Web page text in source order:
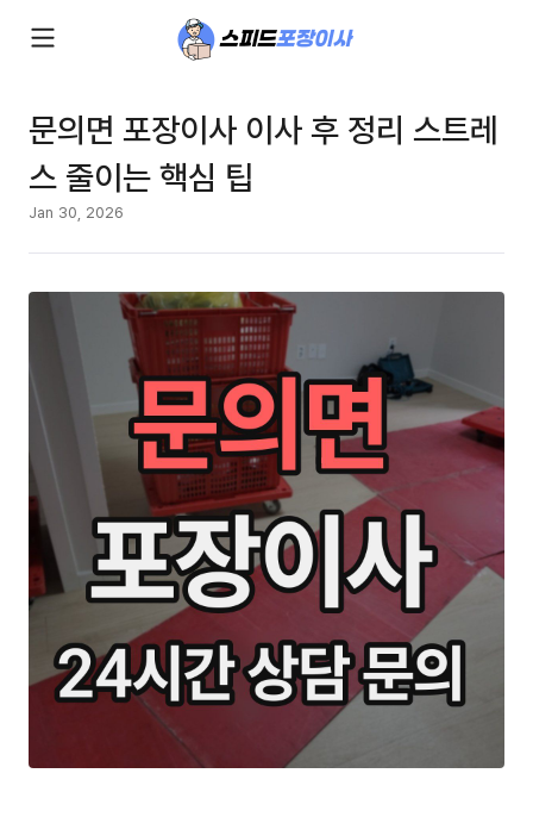
문의면 포장이사 이사 후 정리 스트레
스 줄이는 핵심 팁
Jan 30, 2026